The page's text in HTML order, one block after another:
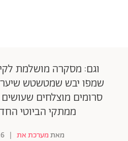
וגם: מסקרה מושלמת
שמפו יבש שמטשטש
סרומים מוצלחים
ממתקי הביוטי
מאתמערכת את |
26